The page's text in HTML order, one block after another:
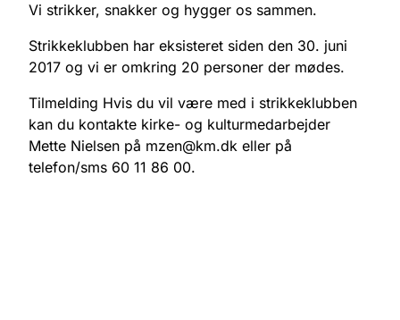
Vi strikker, snakker og hygger os sammen.
Strikkeklubben har eksisteret siden den 30. juni
2017 og vi er omkring 20 personer der mødes.
Tilmelding Hvis du vil være med i strikkeklubben
kan du kontakte kirke- og kulturmedarbejder
Mette Nielsen på mzen@km.dk eller på
telefon/sms 60 11 86 00.